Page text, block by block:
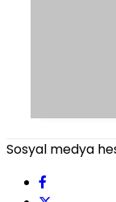
Sosyal medya